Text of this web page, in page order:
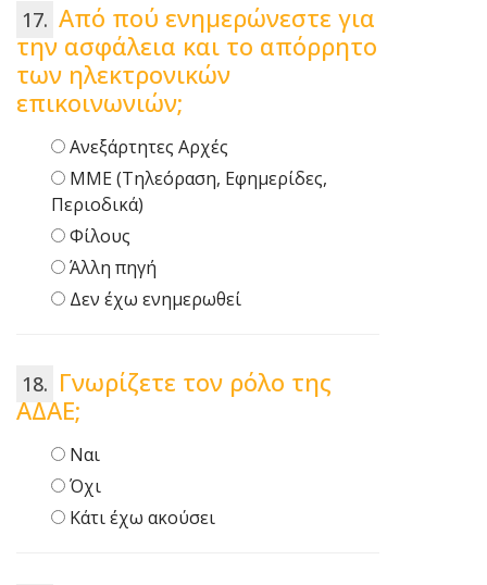
Από πού ενημερώνεστε για
την ασφάλεια και το απόρρητο
των ηλεκτρονικών
επικοινωνιών;
Ανεξάρτητες Αρχές
ΜΜΕ (Τηλεόραση, Εφημερίδες,
Περιοδικά)
Φίλους
Άλλη πηγή
Δεν έχω ενημερωθεί
Γνωρίζετε τον ρόλο της
ΑΔΑΕ;
Ναι
Όχι
Κάτι έχω ακούσει